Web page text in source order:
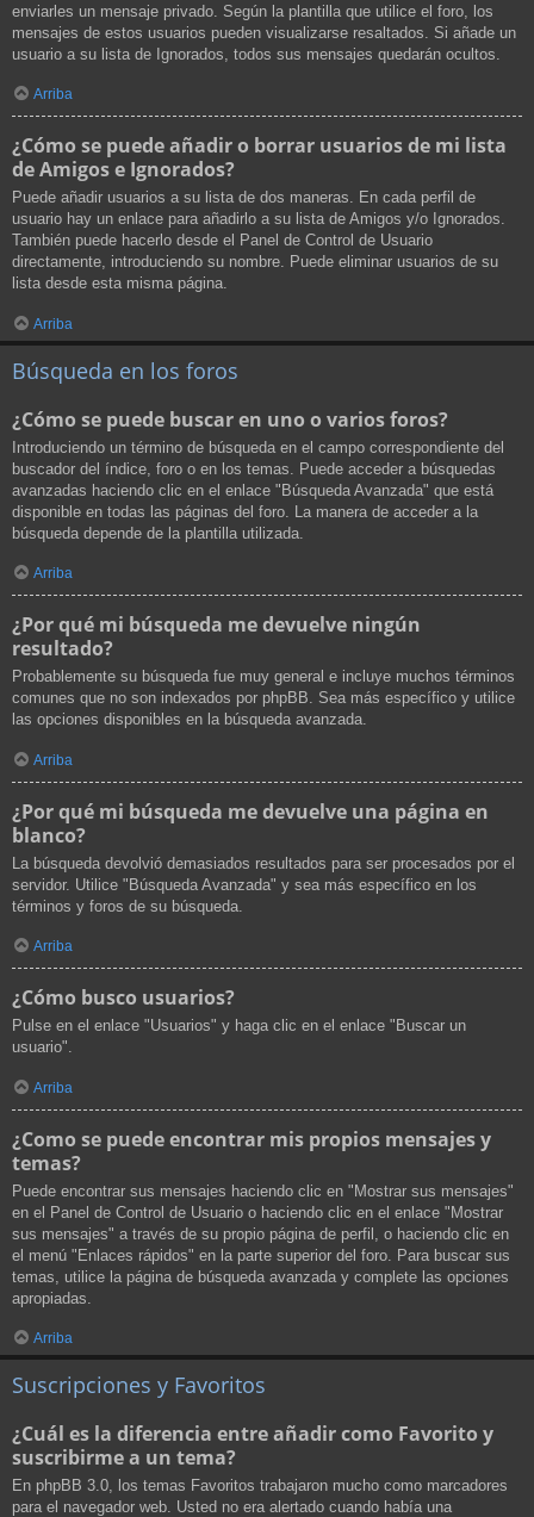
enviarles un mensaje privado. Según la plantilla que utilice el foro, los
mensajes de estos usuarios pueden visualizarse resaltados. Si añade un
usuario a su lista de Ignorados, todos sus mensajes quedarán ocultos.
Arriba
¿Cómo se puede añadir o borrar usuarios de mi lista
de Amigos e Ignorados?
Puede añadir usuarios a su lista de dos maneras. En cada perfil de
usuario hay un enlace para añadirlo a su lista de Amigos y/o Ignorados.
También puede hacerlo desde el Panel de Control de Usuario
directamente, introduciendo su nombre. Puede eliminar usuarios de su
lista desde esta misma página.
Arriba
Búsqueda en los foros
¿Cómo se puede buscar en uno o varios foros?
Introduciendo un término de búsqueda en el campo correspondiente del
buscador del índice, foro o en los temas. Puede acceder a búsquedas
avanzadas haciendo clic en el enlace "Búsqueda Avanzada" que está
disponible en todas las páginas del foro. La manera de acceder a la
búsqueda depende de la plantilla utilizada.
Arriba
¿Por qué mi búsqueda me devuelve ningún
resultado?
Probablemente su búsqueda fue muy general e incluye muchos términos
comunes que no son indexados por phpBB. Sea más específico y utilice
las opciones disponibles en la búsqueda avanzada.
Arriba
¿Por qué mi búsqueda me devuelve una página en
blanco?
La búsqueda devolvió demasiados resultados para ser procesados por el
servidor. Utilice "Búsqueda Avanzada" y sea más específico en los
términos y foros de su búsqueda.
Arriba
¿Cómo busco usuarios?
Pulse en el enlace "Usuarios" y haga clic en el enlace "Buscar un
usuario".
Arriba
¿Como se puede encontrar mis propios mensajes y
temas?
Puede encontrar sus mensajes haciendo clic en "Mostrar sus mensajes"
en el Panel de Control de Usuario o haciendo clic en el enlace "Mostrar
sus mensajes" a través de su propio página de perfil, o haciendo clic en
el menú "Enlaces rápidos" en la parte superior del foro. Para buscar sus
temas, utilice la página de búsqueda avanzada y complete las opciones
apropiadas.
Arriba
Suscripciones y Favoritos
¿Cuál es la diferencia entre añadir como Favorito y
suscribirme a un tema?
En phpBB 3.0, los temas Favoritos trabajaron mucho como marcadores
para el navegador web. Usted no era alertado cuando había una